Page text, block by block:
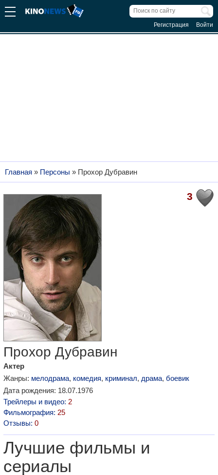
Регистрация Войти
Главная » Персоны » Прохор Дубравин
3
Прохор Дубравин
Актер
Жанры: мелодрама, комедия, криминал, драма, боевик
Дата рождения: 18.07.1976
Трейлеры и видео: 2
Фильмография: 25
Отзывы: 0
Лучшие фильмы и
сериалы